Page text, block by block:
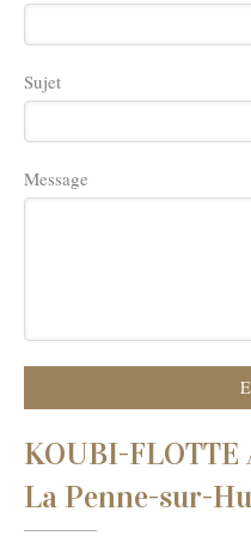
Sujet
Message
KOUBI-FLOTTE
La Penne-sur-